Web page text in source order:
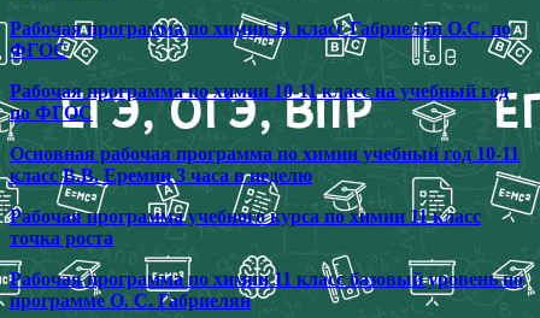
Рабочая программа по химии 11 класс Габриелян О.С. по
ФГОС
Рабочая программа по химии 10-11 класс на учебный год
по ФГОС
Основная рабочая программа по химии учебный год 10-11
класс В.В. Еремин 3 часа в неделю
Рабочая программа учебного курса по химии 11 класс
точка роста
Рабочая программа по химии 11 класс базовый уровень по
программе О. С. Габриелян